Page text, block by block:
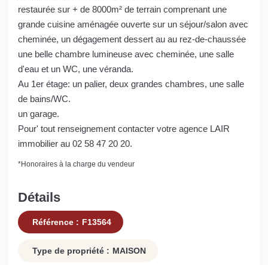
restaurée sur + de 8000m² de terrain comprenant une
grande cuisine aménagée ouverte sur un séjour/salon avec
cheminée, un dégagement dessert au au rez-de-chaussée
une belle chambre lumineuse avec cheminée, une salle
d'eau et un WC, une véranda.
Au 1er étage: un palier, deux grandes chambres, une salle
de bains/WC.
un garage.
Pour' tout renseignement contacter votre agence LAIR
immobilier au 02 58 47 20 20.
*Honoraires à la charge du vendeur
Détails
Référence : F13564
Type de propriété : MAISON